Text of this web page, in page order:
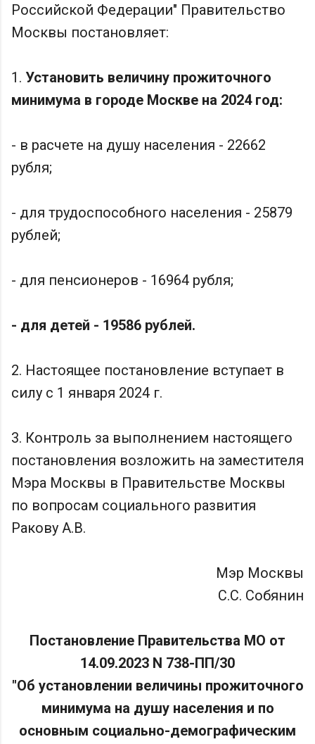
Российской Федерации" Правительство
Москвы постановляет:
1. Установить величину прожиточного
минимума в городе Москве на 2024 год:
- в расчете на душу населения - 22662
рубля;
- для трудоспособного населения - 25879
рублей;
- для пенсионеров - 16964 рубля;
- для детей - 19586 рублей.
2. Настоящее постановление вступает в
силу с 1 января 2024 г.
3. Контроль за выполнением настоящего
постановления возложить на заместителя
Мэра Москвы в Правительстве Москвы
по вопросам социального развития
Ракову А.В.
Мэр Москвы
С.С. Собянин
Постановление Правительства МО от
14.09.2023 N 738-ПП/30
"Об установлении величины прожиточного
минимума на душу населения и по
основным социально-демографическим